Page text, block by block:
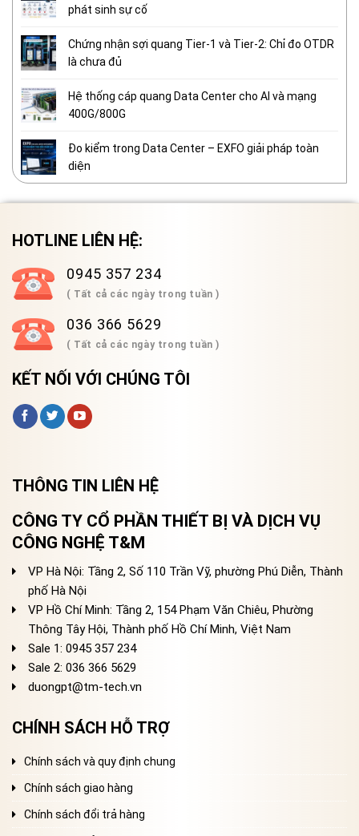
phát sinh sự cố
Chứng nhận sợi quang Tier-1 và Tier-2: Chỉ đo OTDR
là chưa đủ
Hệ thống cáp quang Data Center cho AI và mạng
400G/800G
Đo kiểm trong Data Center – EXFO giải pháp toàn
diện
HOTLINE LIÊN HỆ:
0945 357 234
( Tất cả các ngày trong tuần )
036 366 5629
( Tất cả các ngày trong tuần )
KẾT NỐI VỚI CHÚNG TÔI
THÔNG TIN LIÊN HỆ
CÔNG TY CỔ PHẦN THIẾT BỊ VÀ DỊCH VỤ
CÔNG NGHỆ T&M
VP Hà Nội: Tầng 2, Số 110 Trần Vỹ, phường Phú Diễn, Thành
phố Hà Nội
VP Hồ Chí Minh: Tầng 2, 154 Phạm Văn Chiêu, Phường
Thông Tây Hội, Thành phố Hồ Chí Minh, Việt Nam
Sale 1: 0945 357 234
Sale 2: 036 366 5629
duongpt@tm-tech.vn
CHÍNH SÁCH HỖ TRỢ
Chính sách và quy định chung
Chính sách giao hàng
Chính sách đổi trả hàng